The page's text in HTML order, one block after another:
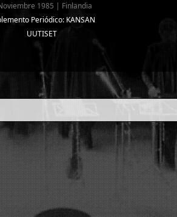
1985 | Finlandia
Periódico: KANSAN
UUTISET